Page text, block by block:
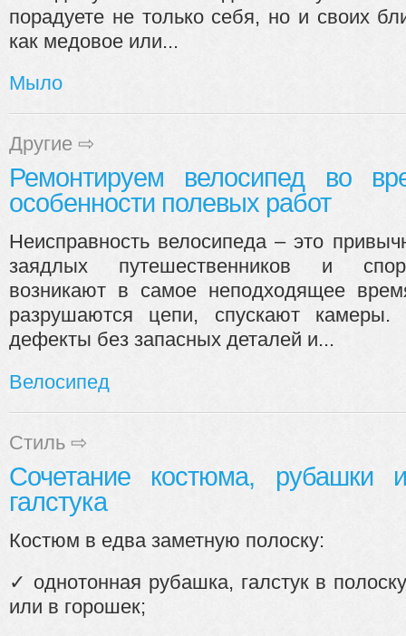
порадуете не только себя, но и своих
как медовое или...
Мыло
Другие ⇨
Ремонтируем велосипед во
особенности полевых работ
Неисправность велосипеда – это
заядлых путешественников и
возникают в самое неподходящее
разрушаются цепи, спускают камеры.
дефекты без запасных деталей и...
Велосипед
Стиль ⇨
Сочетание костюма, рубашки и
галстука
Костюм в едва заметную полоску:
✓ однотонная рубашка, галстук в полоску
или в горошек;